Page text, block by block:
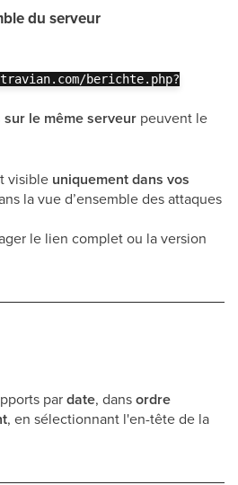
du serveur
berichte.php?
le même serveur peuvent le
visible uniquement dans vos
la vue d’ensemble des attaques
le lien complet ou la version
pardate, dansordre
, en sélectionnant l'en-tête de la